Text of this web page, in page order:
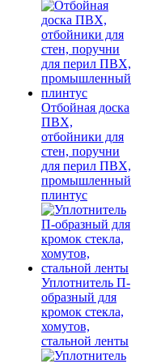
Отбойная доска
ПВХ,
отбойники для
стен, поручни
для перил ПВХ,
промышленный
плинтус
Уплотнитель П-
образный для
кромок стекла,
хомутов,
стальной ленты